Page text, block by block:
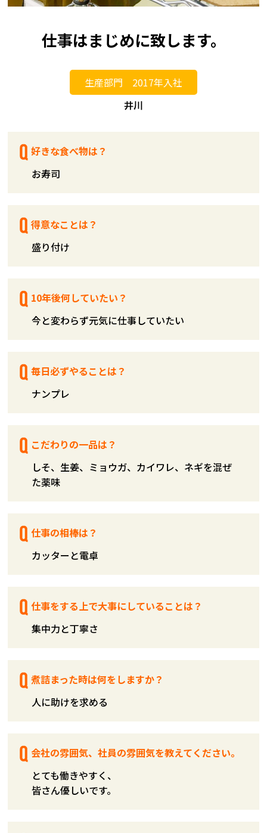
仕事はまじめに致します。
生産部門 2017年入社
好きな食べ物は？
お寿司
得意なことは？
盛り付け
10年後何していたい？
今と変わらず元気に仕事していたい
毎日必ずやることは？
ナンプレ
こだわりの一品は？
しそ、生姜、ミョウガ、カイワレ、ネギを混ぜ
た薬味
仕事の相棒は？
カッターと電卓
仕事をする上で大事にしていることは？
集中力と丁寧さ
煮詰まった時は何をしますか？
人に助けを求める
会社の雰囲気、社員の雰囲気を教えてください。
とても働きやすく、
皆さん優しいです。